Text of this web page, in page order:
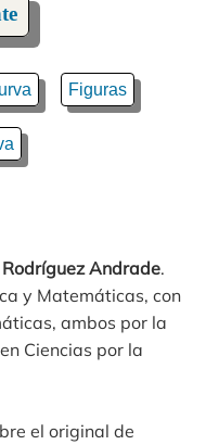
Figuras
Andrade.
y Matemáticas, con
ambos por la
Ciencias por la
el original de